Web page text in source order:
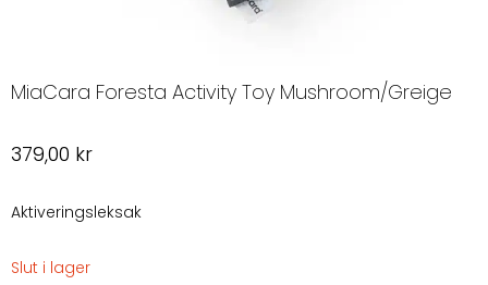
MiaCara Foresta Activity Toy Mushroom/Greige
379,00 kr
Aktiveringsleksak
Slut i lager